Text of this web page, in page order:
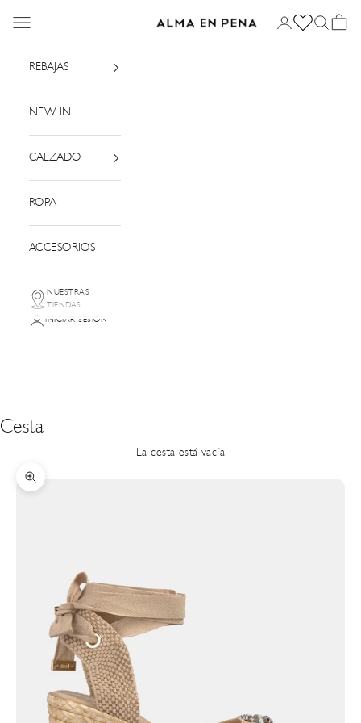
Alma en Pena
Menú Iniciar sesión
Buscar
Cesta
REBAJAS
NEW IN
CALZADO
ROPA
ACCESORIOS
NUESTRAS
TIENDAS
INICIAR SESIÓN
Cesta
La cesta está vacía
Zoom